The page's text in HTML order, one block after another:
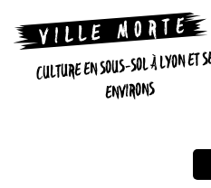
CULTURE EN SOUS-SOL À LYON ET
ENVIRONS